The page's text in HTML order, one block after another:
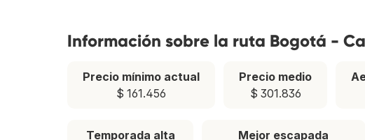
Información sobre la ruta Bogotá -
Precio mínimo actual
$ 161.456
Precio medio
$ 301.836
Temporada alta
Mejor escapada